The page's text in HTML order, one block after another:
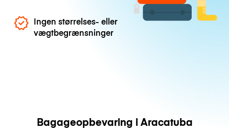
Ingen størrelses- eller
vægtbegrænsninger
Bagageopbevaring i Aracatuba